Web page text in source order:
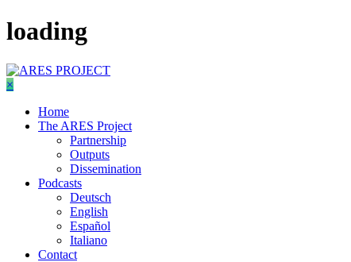
Skip
to
loading
×
Home
The ARES Project
Partnership
Outputs
Dissemination
Podcasts
Deutsch
English
Español
Italiano
Contact